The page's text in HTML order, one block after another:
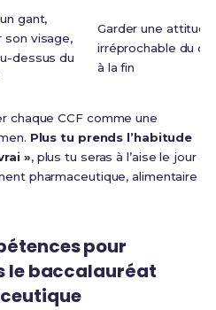
gant,
son visage,
dessus du
Garder une attitude
irréprochable du
à la fin
chaque CCF comme une
Plus tu prends l’habitude
», plus tu seras à l’aise le jour
pharmaceutique, alimentaire
pour
le baccalauréat